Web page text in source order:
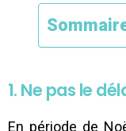
1. Ne pas le
En période de